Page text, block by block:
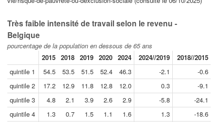
Très faible intensité de travail selon le revenu -
Belgique
pourcentage de la population en dessous de 65 ans
2015 2018 2019 2020 2024 2024//2019
2018//2015
quintile 1
54.5 53.5 51.5 52.4 46.3 -2.1
-0.6
quintile 2
17.2 12.9 11.8 12.8 12.0 0.3
-9.1
quintile 3
4.8 2.1 3.9 2.6 2.9 -5.8
-24.1
quintile 4
1.3 0.7 1.5 1.1 1.6 1.3
-18.6